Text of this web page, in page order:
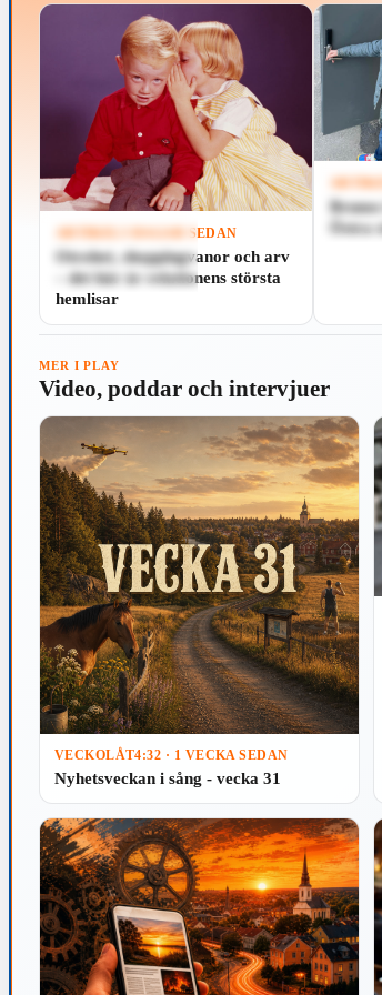
Spela
5 DAGAR SEDAN
Otrohet, shoppingvanor och arv
– det här är relationens största
hemlisar
Östra
MER I PLAY
Video, poddar och intervjuer
VECKOLÅT4:32 · 1 VECKA SEDAN
Nyhetsveckan i sång - vecka 31